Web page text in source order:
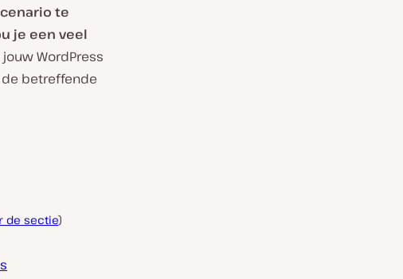
te
je een veel
WordPress
betreffende
de sectie)